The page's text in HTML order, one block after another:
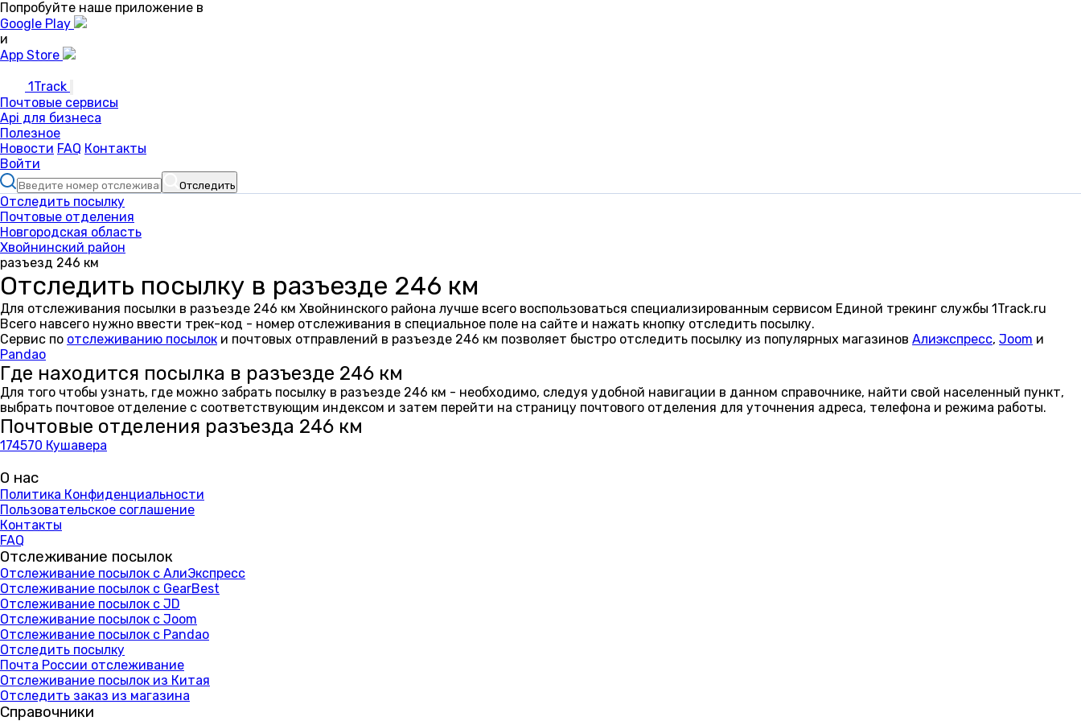
Попробуйте наше приложение в
Google Play
и
App Store
1Track
Почтовые сервисы
Api для бизнеса
Полезное
Новости FAQ Контакты
Войти
Отследить
Отследить посылку
Почтовые отделения
Новгородская область
Хвойнинский район
разъезд 246 км
Отследить посылку в разъезде 246 км
Для отслеживания посылки в разъезде 246 км Хвойнинского района лучше всего воспользоваться специализированным сервисом Единой трекинг службы 1Track.ru
Всего навсего нужно ввести трек-код - номер отслеживания в специальное поле на сайте и нажать кнопку отследить посылку.
Сервис по отслеживанию посылок и почтовых отправлений в разъезде 246 км позволяет быстро отследить посылку из популярных магазинов Алиэкспресс, Joom и
Pandao
Где находится посылка в разъезде 246 км
Для того чтобы узнать, где можно забрать посылку в разъезде 246 км - необходимо, следуя удобной навигации в данном справочнике, найти свой населенный пункт,
выбрать почтовое отделение с соответствующим индексом и затем перейти на страницу почтового отделения для уточнения адреса, телефона и режима работы.
Почтовые отделения разъезда 246 км
174570 Кушавера
О нас
Политика Конфиденциальности
Пользовательское соглашение
Контакты
FAQ
Отслеживание посылок
Отслеживание посылок с АлиЭкспресс
Отслеживание посылок с GearBest
Отслеживание посылок с JD
Отслеживание посылок с Joom
Отслеживание посылок с Pandao
Отследить посылку
Почта России отслеживание
Отслеживание посылок из Китая
Отследить заказ из магазина
Справочники